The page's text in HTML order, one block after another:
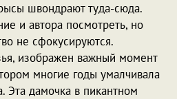
швондрают туда-сюда.
и автора посмотреть, но
не сфокусируются.
изображен важный момент
многие годы умалчивала
Эта дамочка в пикантном